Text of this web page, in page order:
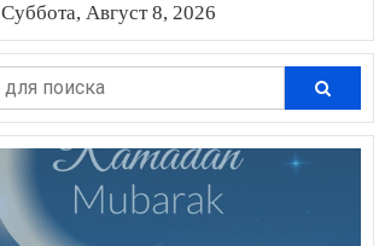
Суббота, Август 8, 2026